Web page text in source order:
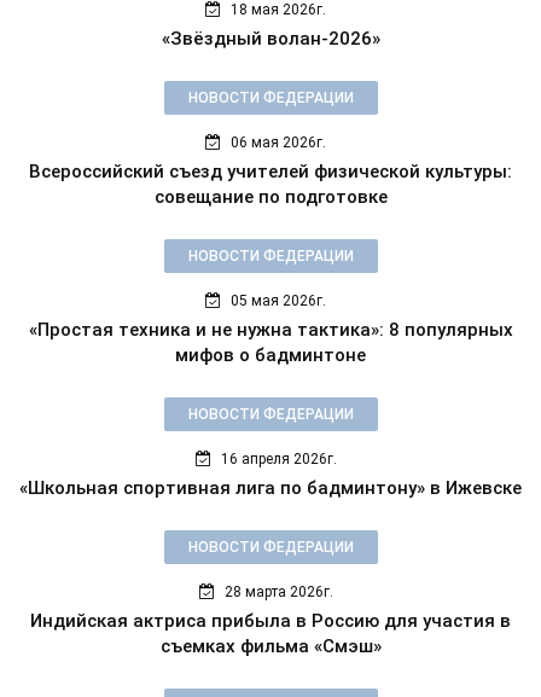
18 мая 2026г.
«Звёздный волан-2026»
НОВОСТИ ФЕДЕРАЦИИ
06 мая 2026г.
Всероссийский съезд учителей физической культуры:
совещание по подготовке
НОВОСТИ ФЕДЕРАЦИИ
05 мая 2026г.
«Простая техника и не нужна тактика»: 8 популярных
мифов о бадминтоне
НОВОСТИ ФЕДЕРАЦИИ
16 апреля 2026г.
«Школьная спортивная лига по бадминтону» в Ижевске
НОВОСТИ ФЕДЕРАЦИИ
28 марта 2026г.
Индийская актриса прибыла в Россию для участия в
съемках фильма «Смэш»